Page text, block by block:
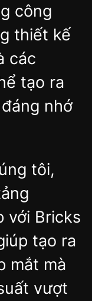
công
thiết kế
các
tạo ra
nhớ
tôi,
với Bricks
tạo ra
mắt mà
vượt